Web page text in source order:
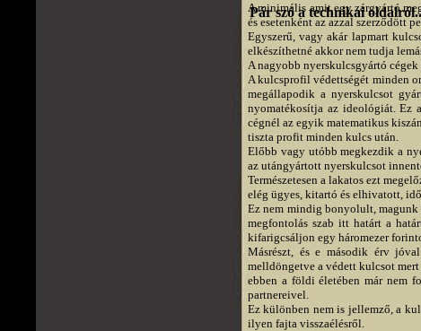
A minimális amit egy zárgyártó
és esetenként az azzal szerződött
Egyszerű, vagy akár lapmart
elkészíthetné akkor nem tudja
A nagyobb nyerskulcsgyártó
A kulcsprofil védettségét minden
megállapodik a nyerskulcsot
nyomatékosítja az ideológiát. Ez
cégnél az egyik matematikus
tiszta profit minden kulcs után.
Előbb vagy utóbb megkezdik a
az utángyártott nyerskulcsot
Természetesen a lakatos ezt
elég ügyes, kitartó és elhivatott,
Ez nem mindig bonyolult, magunk
megfontolás szab itt határt a
kifarigcsáljon egy háromezer
Másrészt, és e második érv
melldöngetve a védett kulcsot
ebben a földi életében már nem
partnereivel.
Ez különben nem is jellemző, a
ilyen fajta visszaélésről.
Pár szó a technikai